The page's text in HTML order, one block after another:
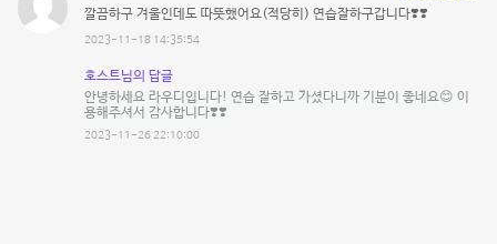
깔끔하구 겨울인데도 따뜻했어요(적당히) 연습잘하구갑니다❣️❣️
2023-11-18 14:35:54
호스트님의 답글
안녕하세요 라우디입니다! 연습 잘하고 가셨다니까 기분이 좋네요😊 이
용해주셔서 감사합니다❣️❣️
2023-11-26 22:10:00